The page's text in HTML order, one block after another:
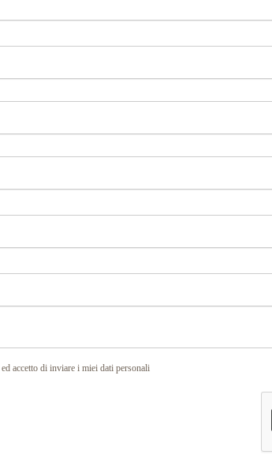
ed accetto di inviare i miei dati personali